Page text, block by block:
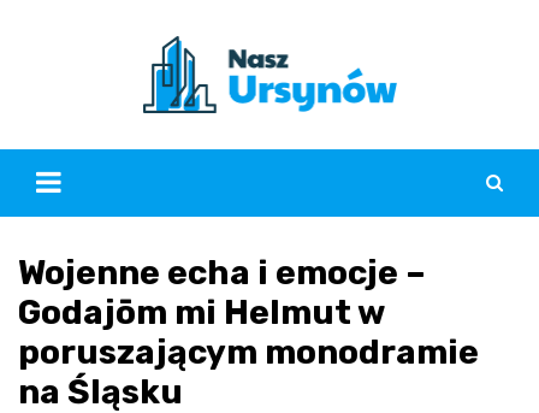
Wojenne echa i emocje –
Godajōm mi Helmut w
poruszającym monodramie
na Śląsku